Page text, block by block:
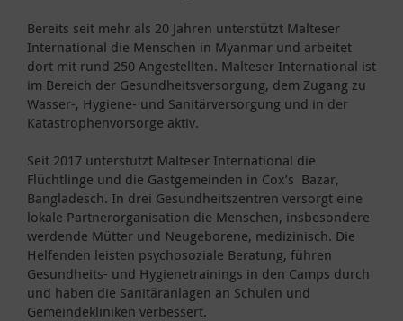
Bereits seit mehr als 20 Jahren unterstützt Malteser
International die Menschen in Myanmar und arbeitet
dort mit rund 250 Angestellten. Malteser International ist
im Bereich der Gesundheitsversorgung, dem Zugang zu
Wasser-, Hygiene- und Sanitärversorgung und in der
Katastrophenvorsorge aktiv.
Seit 2017 unterstützt Malteser International die
Flüchtlinge und die Gastgemeinden in Cox’s Bazar,
Bangladesch. In drei Gesundheitszentren versorgt eine
lokale Partnerorganisation die Menschen, insbesondere
werdende Mütter und Neugeborene, medizinisch. Die
Helfenden leisten psychosoziale Beratung, führen
Gesundheits- und Hygienetrainings in den Camps durch
und haben die Sanitäranlagen an Schulen und
Gemeindekliniken verbessert.